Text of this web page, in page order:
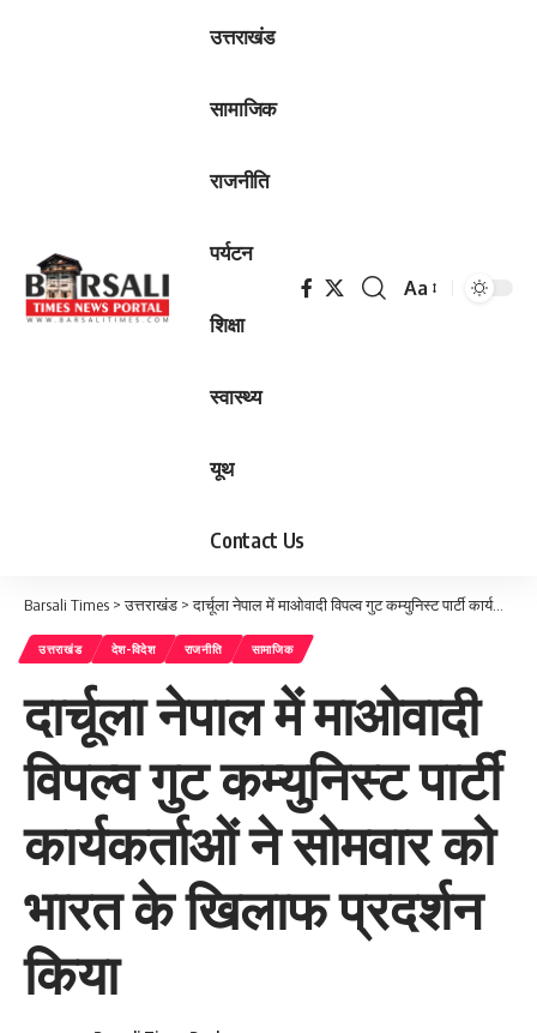
उत्तराखंड
सामाजिक
राजनीति
पर्यटन
शिक्षा
स्वास्थ्य
यूथ
Contact Us
Font
Aa
Barsali Times >उत्तराखंड >दार्चूला नेपाल में माओवादी विपल्व गुट कम्युनिस्ट पार्टी कार्यकर्ताओं ने सोमवार को भारत के खिलाफ प्रदर्शन किया
उत्तराखंड देश-विदेश राजनीति सामाजिक
दार्चूला नेपाल में माओवादी
विपल्व गुट कम्युनिस्ट पार्टी
कार्यकर्ताओं ने सोमवार को
भारत के खिलाफ प्रदर्शन
किया